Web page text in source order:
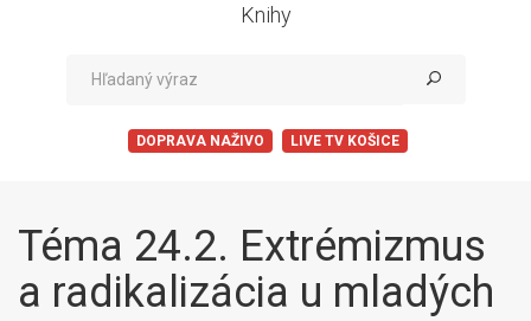
Knihy
DOPRAVA NAŽIVO LIVE TV KOŠICE
Téma 24.2. Extrémizmus
a radikalizácia u mladých